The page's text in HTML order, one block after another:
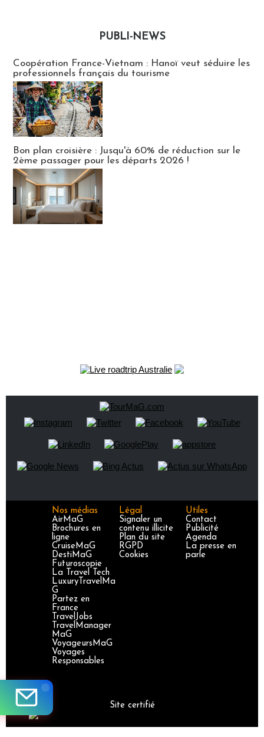
PUBLI-NEWS
Coopération France-Vietnam : Hanoï veut séduire les
professionnels français du tourisme
Bon plan croisière : Jusqu'à 60% de réduction sur le
2ème passager pour les départs 2026 !
Nos médias
AirMaG
Brochures en
ligne
CruiseMaG
DestiMaG
Futuroscopie
La Travel Tech
LuxuryTravelMa
G
Partez en
France
TravelJobs
TravelManager
MaG
VoyageursMaG
Voyages
Responsables
Légal
Signaler un
contenu illicite
Plan du site
RGPD
Cookies
Utiles
Contact
Publicité
Agenda
La presse en
parle
Site certifié